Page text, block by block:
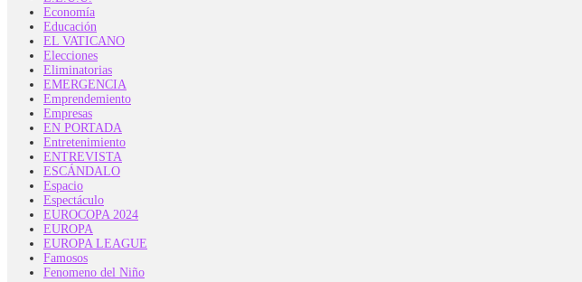
Economía
Educación
EL VATICANO
Elecciones
Eliminatorias
EMERGENCIA
Emprendemiento
Empresas
EN PORTADA
Entretenimiento
ENTREVISTA
ESCÁNDALO
Espacio
Espectáculo
EUROCOPA 2024
EUROPA
EUROPA LEAGUE
Famosos
Fenomeno del Niño